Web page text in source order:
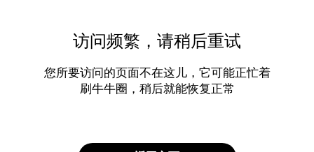
访问频繁，请稍后重试
您所要访问的页面不在这儿，它可能正忙着
刷牛牛圈，稍后就能恢复正常